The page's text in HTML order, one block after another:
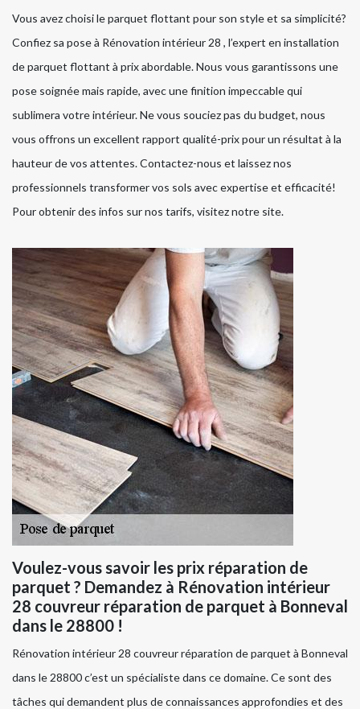
Vous avez choisi le parquet flottant pour son style et sa simplicité?
Confiez sa pose à Rénovation intérieur 28 , l’expert en installation
de parquet flottant à prix abordable. Nous vous garantissons une
pose soignée mais rapide, avec une finition impeccable qui
sublimera votre intérieur. Ne vous souciez pas du budget, nous
vous offrons un excellent rapport qualité-prix pour un résultat à la
hauteur de vos attentes. Contactez-nous et laissez nos
professionnels transformer vos sols avec expertise et efficacité!
Pour obtenir des infos sur nos tarifs, visitez notre site.
Voulez-vous savoir les prix réparation de
parquet ? Demandez à Rénovation intérieur
28 couvreur réparation de parquet à Bonneval
dans le 28800 !
Rénovation intérieur 28 couvreur réparation de parquet à Bonneval
dans le 28800 c’est un spécialiste dans ce domaine. Ce sont des
tâches qui demandent plus de connaissances approfondies et des